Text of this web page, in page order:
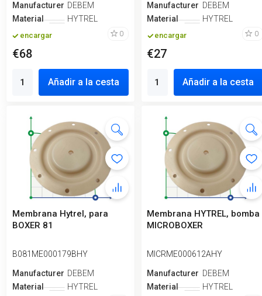
ManufactureroDEBEM
Material
HYTREL
encargar 0
€68
Añadir a la cesta
ManufactureroDEBEM
Material
HYTREL
encargar 0
€27
Añadir a la cesta
Membrana Hytrel, para
BOXER 81
B081ME000179BHY
ManufactureroDEBEM
Material
HYTREL
Membrana HYTREL, bomba
MICROBOXER
MICRME000612AHY
ManufactureroDEBEM
Material
HYTREL